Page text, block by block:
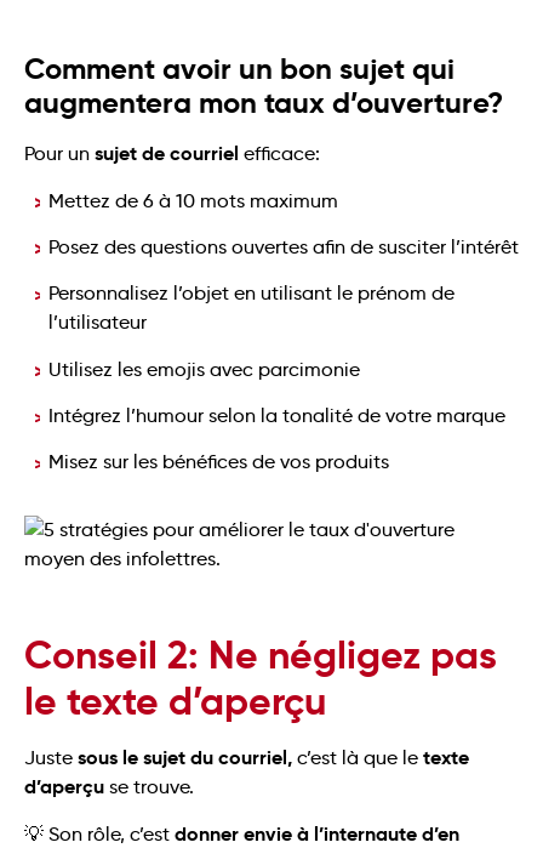
Comment avoir un bon sujet qui
augmentera mon taux d’ouverture?
Pour un sujet de courriel efficace:
Mettez de 6 à 10 mots maximum
Posez des questions ouvertes afin de susciter l’intérêt
Personnalisez l’objet en utilisant le prénom de
l’utilisateur
Utilisez les emojis avec parcimonie
Intégrez l’humour selon la tonalité de votre marque
Misez sur les bénéfices de vos produits
Conseil 2: Ne négligez pas
le texte d’aperçu
Juste sous le sujet du courriel, c’est là que le texte
d’aperçu se trouve.
💡 Son rôle, c’est donner envie à l’internaute d’en